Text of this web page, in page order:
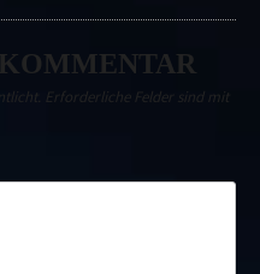
Erforderliche Felder sind mit